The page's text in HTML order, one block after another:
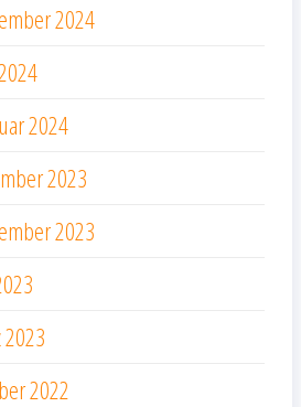
2024
2024
2023
2023
2022